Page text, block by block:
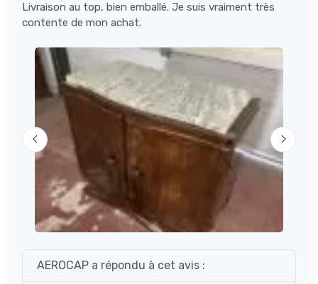
Livraison au top, bien emballé. Je suis vraiment très
contente de mon achat.
AEROCAP a répondu à cet avis :